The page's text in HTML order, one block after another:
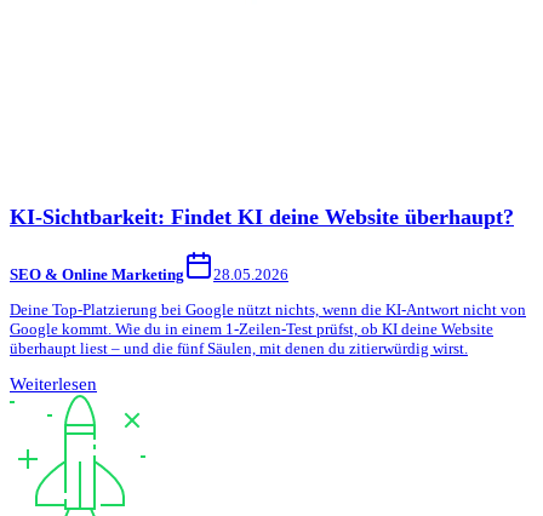
KI-Sichtbarkeit: Findet KI deine Website überhaupt?
SEO & Online Marketing
28.05.2026
Deine Top-Platzierung bei Google nützt nichts, wenn die KI-Antwort nicht von
Google kommt. Wie du in einem 1-Zeilen-Test prüfst, ob KI deine Website
überhaupt liest – und die fünf Säulen, mit denen du zitierwürdig wirst.
Weiterlesen